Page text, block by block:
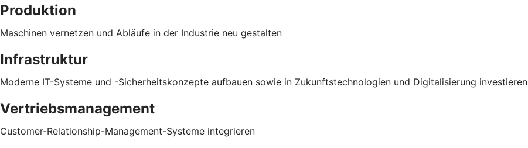
Produktion
Maschinen vernetzen und Abläufe in der Industrie neu gestalten
Infrastruktur
Moderne IT-Systeme und -Sicherheitskonzepte aufbauen sowie in Zukunftstechnologien und Digitalisierung investieren
Vertriebsmanagement
Customer-Relationship-Management-Systeme integrieren